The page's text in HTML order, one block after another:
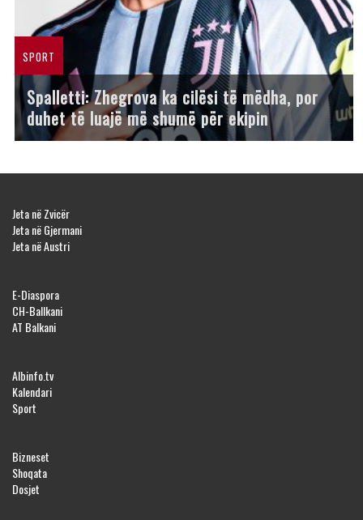
SPORT
Spalletti: Zhegrova ka cilësi të mëdha, por
duhet të luajë më shumë për ekipin
Jeta në Zvicër
Jeta në Gjermani
Jeta në Austri
E-Diaspora
CH-Ballkani
AT Balkani
Albinfo.tv
Kalendari
Sport
Bizneset
Shoqata
Dosjet